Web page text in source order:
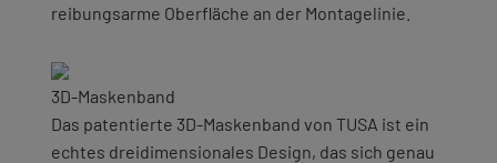
reibungsarme Oberfläche an der Montagelinie.
3D-Maskenband
Das patentierte 3D-Maskenband von TUSA ist ein
echtes dreidimensionales Design, das sich genau